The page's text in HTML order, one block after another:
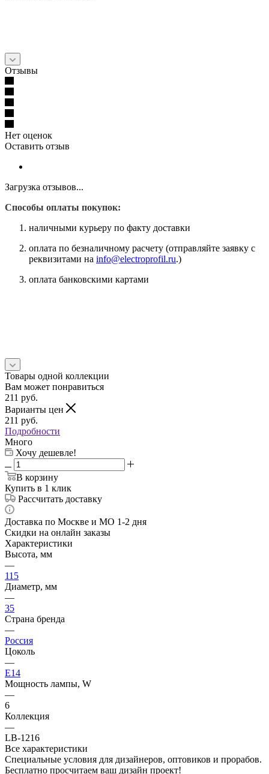
Отзывы
Нет оценок
Оставить отзыв
Загрузка отзывов...
Способы оплаты покупок:
наличными курьеру по факту доставки
оплата по безналичному расчету (отправляйте заявку с
реквизитами на info@electroprofil.ru.)
оплата банковскими картами
Товары одной коллекции
Вам может понравиться
211 руб.
Варианты цен
211 руб.
Подробности
Много
Хочу дешевле!
В корзину
Купить в 1 клик
Рассчитать доставку
Доставка по Москве и МО 1-2 дня
Скидки на онлайн заказы
Характеристики
Высота, мм
—
115
Диаметр, мм
—
35
Страна бренда
—
Россия
Цоколь
—
E14
Мощность лампы, W
—
6
Коллекция
—
LB-1216
Все характеристики
Специальные условия для дизайнеров, оптовиков и прорабов.
Бесплатно просчитаем ваш дизайн проект!